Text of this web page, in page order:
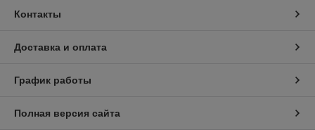
Контакты
Доставка и оплата
График работы
Полная версия сайта